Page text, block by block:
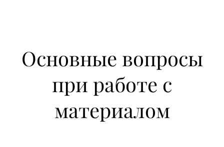
Основные вопросы
при работе с
материалом